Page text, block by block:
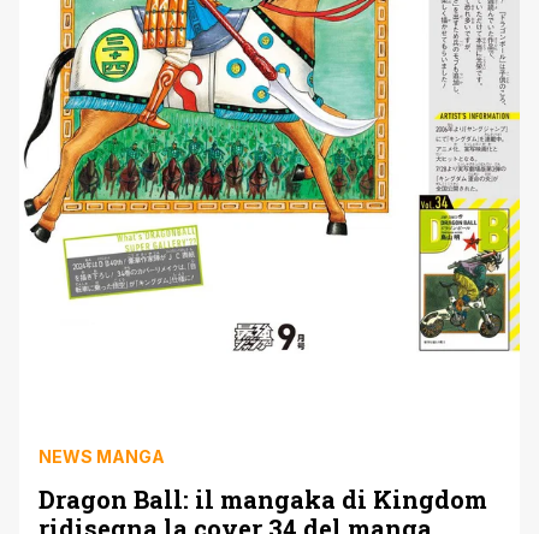
NEWS MANGA
Dragon Ball: il mangaka di Kingdom